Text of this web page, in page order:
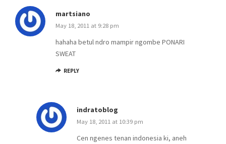
martsiano
May 18, 2011 at 9:28 pm
hahaha betul ndro mampir ngombe PONARI
SWEAT
REPLY
indratoblog
May 18, 2011 at 10:39 pm
Cen ngenes tenan indonesia ki, aneh